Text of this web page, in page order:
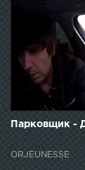
Парковщик -
ORJEUNESSE